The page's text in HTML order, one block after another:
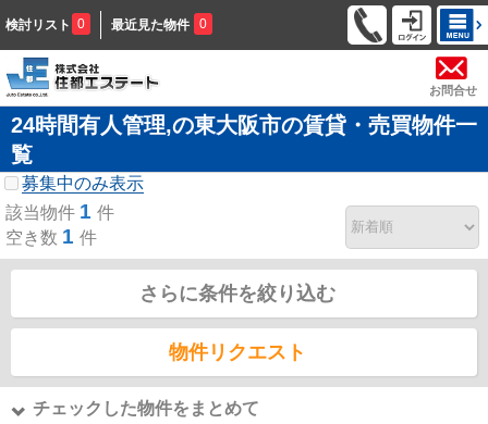
検討リスト 0 最近見た物件 0
お問合せ
24時間有人管理,の東大阪市の賃貸・売買物件一
覧
募集中のみ表示
該当物件 1 件
空き数 1 件
さらに条件を絞り込む
物件リクエスト
チェックした物件をまとめて